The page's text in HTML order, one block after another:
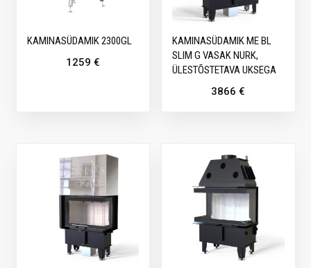
KAMINASÜDAMIK 2300GL
1259 €
KAMINASÜDAMIK ME BL
SLIM G VASAK NURK,
ÜLESTÕSTETAVA UKSEGA
3866€